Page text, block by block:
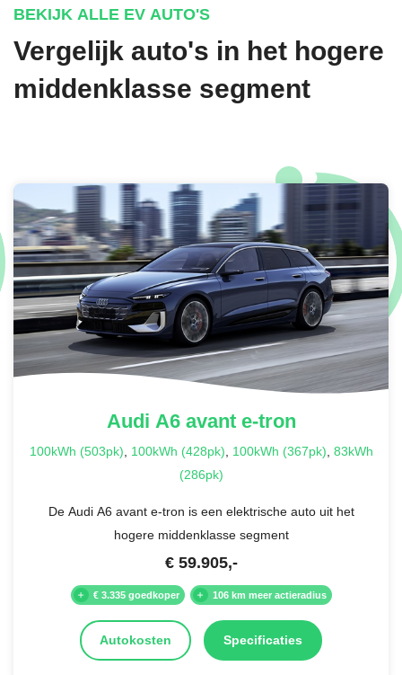
BEKIJK ALLE EV AUTO'S
Vergelijk auto's in het hogere
middenklasse segment
Audi A6 avant e-tron
100kWh (503pk), 100kWh (428pk), 100kWh (367pk), 83kWh
(286pk)
De Audi A6 avant e-tron is een elektrische auto uit het
hogere middenklasse segment
€ 59.905,-
€ 3.335 goedkoper 106 km meer actieradius
Autokosten Specificaties